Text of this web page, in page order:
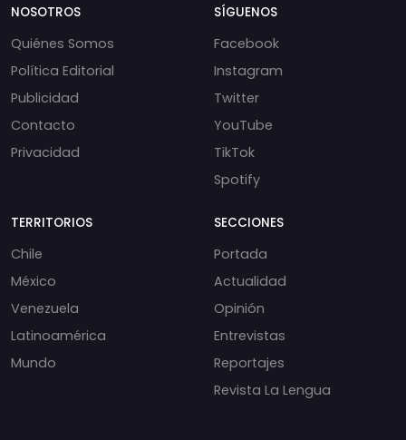
NOSOTROS
Quiénes Somos
Política Editorial
Publicidad
Contacto
Privacidad
SÍGUENOS
Facebook
Instagram
Twitter
YouTube
TikTok
Spotify
TERRITORIOS
Chile
México
Venezuela
Latinoamérica
Mundo
SECCIONES
Portada
Actualidad
Opinión
Entrevistas
Reportajes
Revista La Lengua